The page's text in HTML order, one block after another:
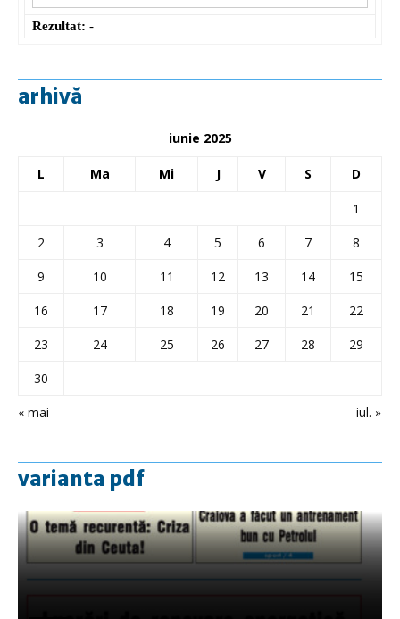
Rezultat: -
arhivă
iunie 2025
L Ma Mi J V S D
« mai iul. »
1
2
3 4 5 6 7
8
9
10 11 12 13 14
15
16
17 18 19 20 21
22
23
24 25 26 27 28
29
30
varianta pdf